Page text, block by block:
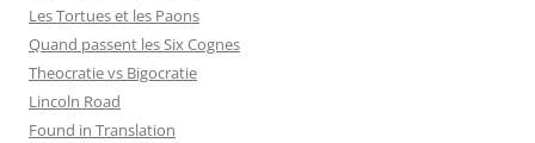
Les Tortues et les Paons
Quand passent les Six Cognes
Theocratie vs Bigocratie
Lincoln Road
Found in Translation